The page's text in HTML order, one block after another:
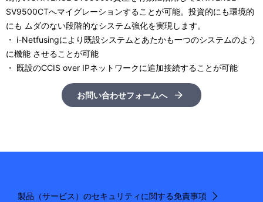
SV9500CTへマイグレーションすることが可能。投資的にも環境的
にも ムダのない段階的なシステム強化を実現します。
・ i-Netfusingにより既設システムとあたかも一つのシステムのよう
に機能 させることが可能
・ 既設のCCIS over IPネットワークに追加接続することが可能
お問い合わせフォームへ
製品（サービス）のセキュリティに関する免責事項